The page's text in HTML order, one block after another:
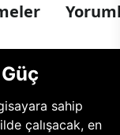
sahip
çalışacak, en